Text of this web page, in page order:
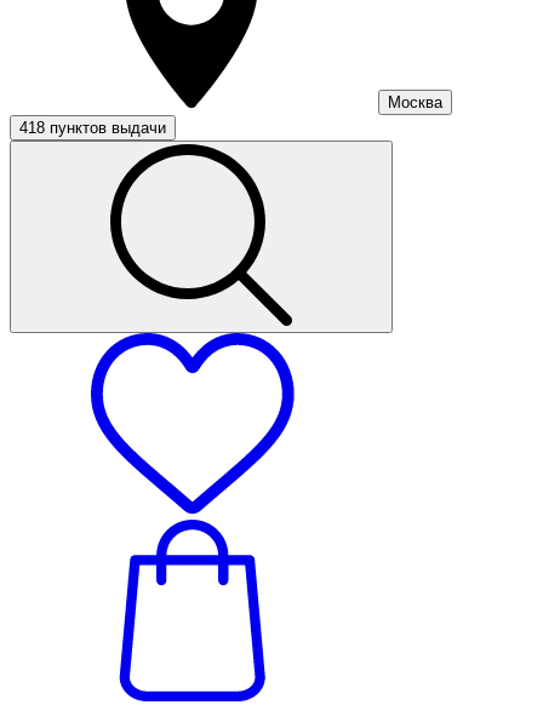
Москва
418 пунктов выдачи